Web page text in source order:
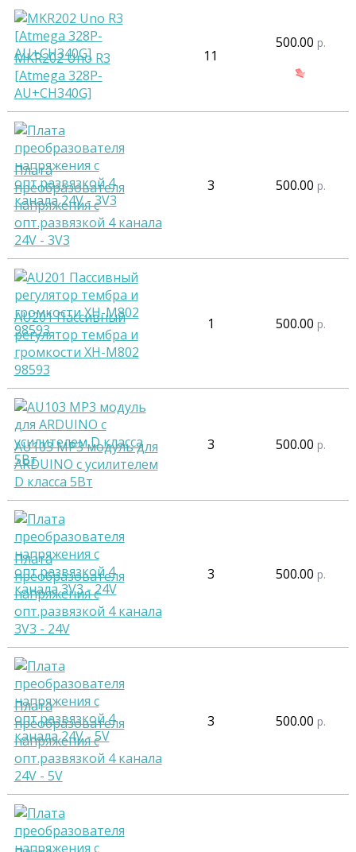
MKR202 Uno R3
[Atmega 328P-
AU+CH340G]
11
500.00 р.
Плата
преобразователя
напряжения с
опт.развязкой 4 канала
24V - 3V3
3 500.00 р.
AU201 Пассивный
регулятор тембра и
громкости ХН-М802
98593
1 500.00 р.
AU103 MP3 модуль для
ARDUINO с усилителем
D класса 5Вт
3 500.00 р.
Плата
преобразователя
напряжения с
опт.развязкой 4 канала
3V3 - 24V
3 500.00 р.
Плата
преобразователя
напряжения с
опт.развязкой 4 канала
24V - 5V
3 500.00 р.